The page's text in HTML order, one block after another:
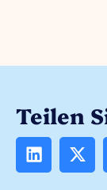
Teilen